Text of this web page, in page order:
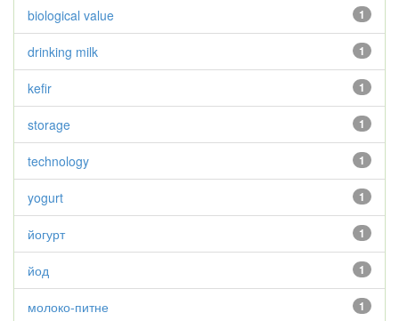
1
biological value
1
drinking milk
1
kefir
1
storage
1
technology
1
yogurt
1
йогурт
1
йод
1
молоко-питне